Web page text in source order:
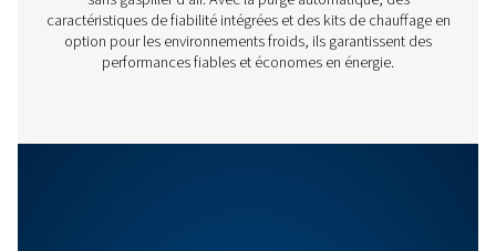
Caractéristiques Et Avantages